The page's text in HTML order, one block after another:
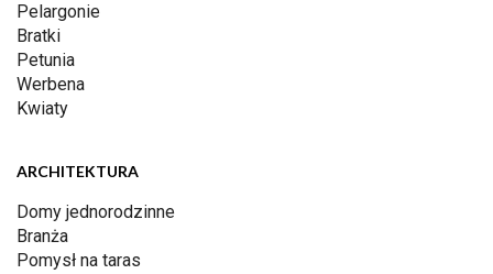
Pelargonie
Bratki
Petunia
Werbena
Kwiaty
ARCHITEKTURA
Domy jednorodzinne
Branża
Pomysł na taras